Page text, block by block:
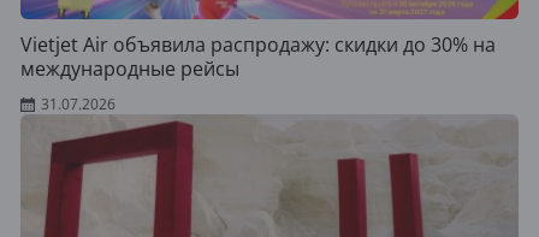
Vietjet Air объявила распродажу: скидки до 30% на
международные рейсы
31.07.2026